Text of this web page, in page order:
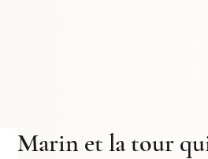
Marin et la tour